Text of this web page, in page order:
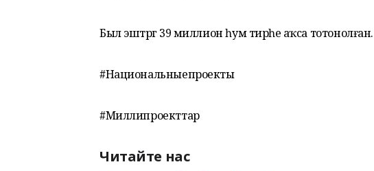
Был эштәргә 39 миллион һум тирәһе аҡса тотонолған.
#Национальныепроекты
#Миллипроекттар
Читайте нас